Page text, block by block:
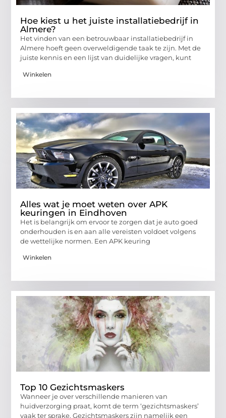
Hoe kiest u het juiste installatiebedrijf in
Almere?
Het vinden van een betrouwbaar installatiebedrijf in
Almere hoeft geen overweldigende taak te zijn. Met de
juiste kennis en een lijst van duidelijke vragen, kunt
Winkelen
Alles wat je moet weten over APK
keuringen in Eindhoven
Het is belangrijk om ervoor te zorgen dat je auto goed
onderhouden is en aan alle vereisten voldoet volgens
de wettelijke normen. Een APK keuring
Winkelen
Top 10 Gezichtsmaskers
Wanneer je over verschillende manieren van
huidverzorging praat, komt de term ‘gezichtsmaskers’
vaak ter sprake. Gezichtsmaskers zijn namelijk een